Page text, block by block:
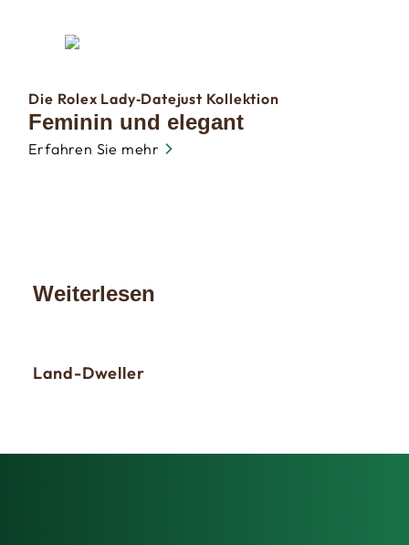
Die Rolex Lady‑Datejust Kollektion
Feminin und elegant
Erfahren Sie mehr
Weiterlesen
Land-Dweller